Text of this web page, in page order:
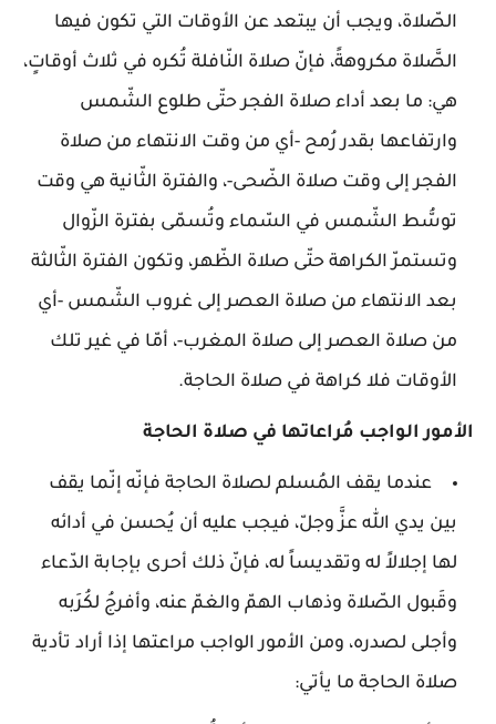
الصّلاة، ويجب أن يبتعد عن الأوقات التي تكون فيها
الصَّلاة مكروهةً، فإنّ صلاة النّافلة تُكره في ثلاث أوقاتٍ،
هي: ما بعد أداء صلاة الفجر حتّى طلوع الشّمس
وارتفاعها بقدر رُمح -أي من وقت الانتهاء من صلاة
الفجر إلى وقت صلاة الضّحى-، والفترة الثّانية هي وقت
توسُّط الشّمس في السّماء وتُسمّى بفترة الزّوال
وتستمرّ الكراهة حتّى صلاة الظّهر، وتكون الفترة الثّالثة
بعد الانتهاء من صلاة العصر إلى غروب الشّمس -أي
من صلاة العصر إلى صلاة المغرب-، أمّا في غير تلك
الأوقات فلا كراهة في صلاة الحاجة.
الأمور الواجب مُراعاتها في صلاة الحاجة
عندما يقف المُسلم لصلاة الحاجة فإنّه إنّما يقف
بين يدي الله عزَّ وجلّ، فيجب عليه أن يُحسن في أدائه
لها إجلالاً له وتقديساً له، فإنّ ذلك أحرى بإجابة الدّعاء
وقَبول الصّلاة وذهاب الهمّ والغمّ عنه، وأفرجُ لكُرَبه
وأجلى لصدره، ومن الأمور الواجب مراعتها إذا أراد تأدية
صلاة الحاجة ما يأتي: